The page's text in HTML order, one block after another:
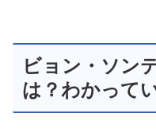
ビョン・ソン
は？わかって